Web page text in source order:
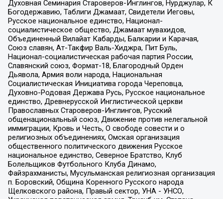
Духовная Семинария Староверов-Инглингов, Нурджулар, К
Богодержавию, Таблиги Джамаат, Свидетели Иеговы,
Русское национальное единство, Национал-
социалистическое общество, Джамаат мувахидов,
Объединенный Вилайат Кабарды, Балкарии и Карачая,
Союз славян, Ат-Такфир Валь-Хиджра, Пит Буль,
Национал-социалистическая рабочая партия России,
Славянский союз, Формат-18, Благородный Орден
Дьявола, Армия воли народа, Национальная
Социалистическая Инициатива города Череповца,
Духовно-Родовая Держава Русь, Русское национальное
единство, Древнерусской Инглистической церкви
Православных Староверов-Инглингов, Русский
общенациональный союз, Движение против нелегальной
иммиграции, Кровь и Честь, О свободе совести и о
религиозных объединениях, Омская организация
общественного политического движения Русское
национальное единство, Северное Братство, Клуб
Болельщиков Футбольного Клуба Динамо,
Файзрахманисты, Мусульманская религиозная организация
п. Боровский, Община Коренного Русского народа
Щелковского района, Правый сектор, УНА - УНСО,